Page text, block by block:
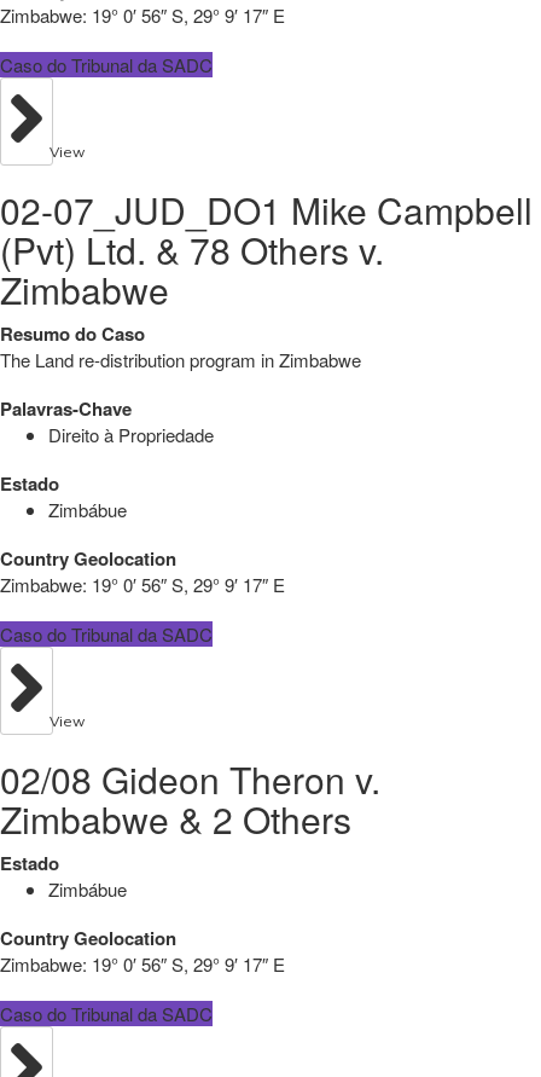
Zimbabwe: 19° 0′ 56″ S, 29° 9′ 17″ E
Caso do Tribunal da SADC
View
02-07_JUD_DO1 Mike Campbell
(Pvt) Ltd. & 78 Others v.
Zimbabwe
Resumo do Caso
The Land re-distribution program in Zimbabwe
Palavras-Chave
Direito à Propriedade
Estado
Zimbábue
Country Geolocation
Zimbabwe: 19° 0′ 56″ S, 29° 9′ 17″ E
Caso do Tribunal da SADC
View
02/08 Gideon Theron v.
Zimbabwe & 2 Others
Estado
Zimbábue
Country Geolocation
Zimbabwe: 19° 0′ 56″ S, 29° 9′ 17″ E
Caso do Tribunal da SADC